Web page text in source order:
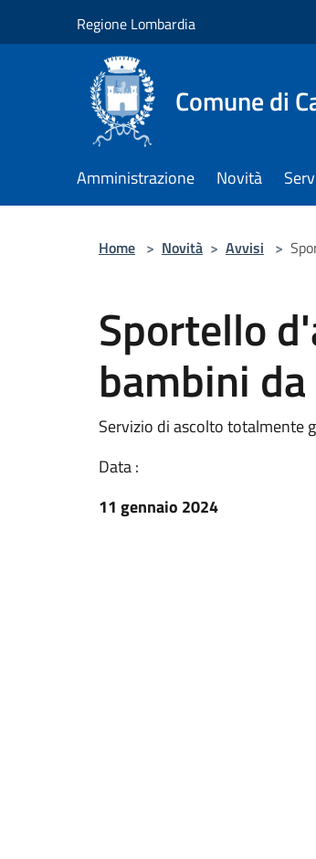
Regione Lombardia
Comune di
Amministrazione Novità
Home > Novità > Avvisi >
Sportello
bambini
Servizio di ascolto totalmente
Data :
11 gennaio 2024